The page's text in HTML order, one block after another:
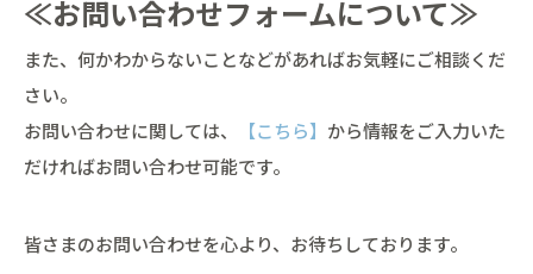
≪お問い合わせフォームについて≫
また、何かわからないことなどがあればお気軽にご相談くだ
さい。
お問い合わせに関しては、
【こちら】 から情報をご入力いた
だければお問い合わせ可能です。
皆さまのお問い合わせを心より、お待ちしております。